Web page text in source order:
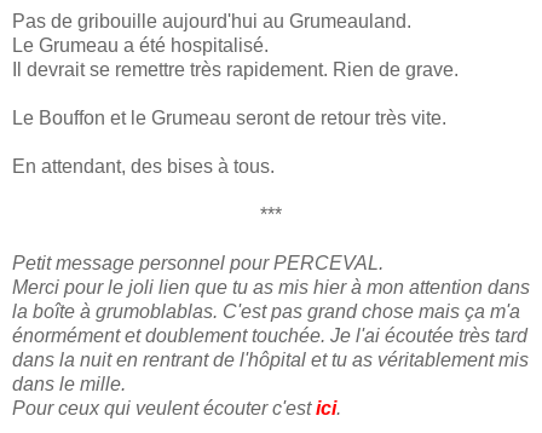
Pas de gribouille aujourd'hui au Grumeauland.
Le Grumeau a été hospitalisé.
Il devrait se remettre très rapidement. Rien de grave.
Le Bouffon et le Grumeau seront de retour très vite.
En attendant, des bises à tous.
***
Petit message personnel pour PERCEVAL.
Merci pour le joli lien que tu as mis hier à mon attention dans
la boîte à grumoblablas. C'est pas grand chose mais ça m'a
énormément et doublement touchée. Je l'ai écoutée très tard
dans la nuit en rentrant de l'hôpital et tu as véritablement mis
dans le mille.
Pour ceux qui veulent écouter c'estici.